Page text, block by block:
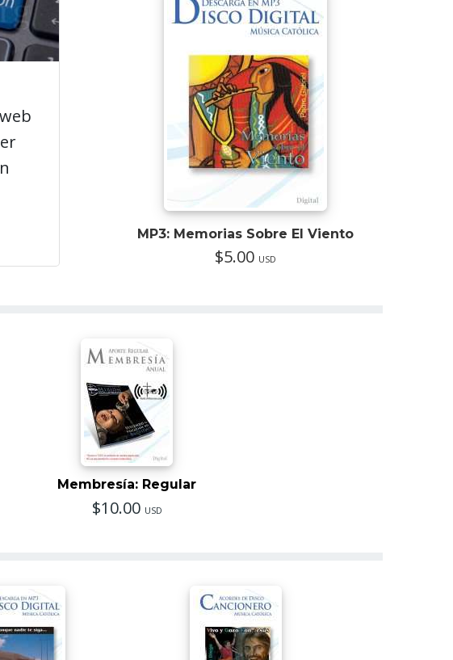
MP3: Memorias Sobre El Viento
$5.00 USD
Membresía: Regular
$10.00 USD